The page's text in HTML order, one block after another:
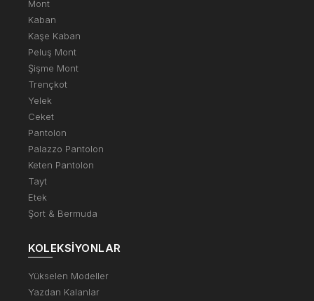
Mont
Kaban
Kaşe Kaban
Peluş Mont
Şişme Mont
Trençkot
Yelek
Ceket
Pantolon
Palazzo Pantolon
Keten Pantolon
Tayt
Etek
Şort & Bermuda
KOLEKSIYONLAR
Yükselen Modeller
Yazdan Kalanlar